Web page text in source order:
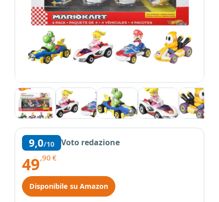
9,0/10 Voto redazione
49,90 €
Disponibile su Amazon